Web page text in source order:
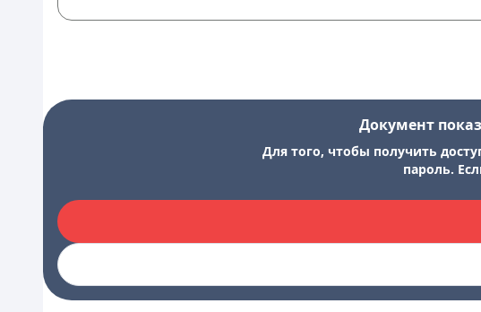
Документ
Для того, чтобы получить
пароль.